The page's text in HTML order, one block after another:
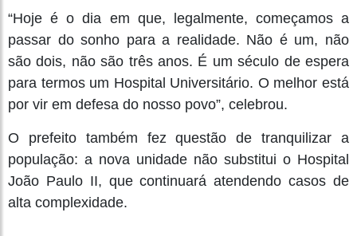
“Hoje é o dia em que, legalmente, começamos a
passar do sonho para a realidade. Não é um, não
são dois, não são três anos. É um século de espera
para termos um Hospital Universitário. O melhor está
por vir em defesa do nosso povo”, celebrou.
O prefeito também fez questão de tranquilizar a
população: a nova unidade não substitui o Hospital
João Paulo II, que continuará atendendo casos de
alta complexidade.